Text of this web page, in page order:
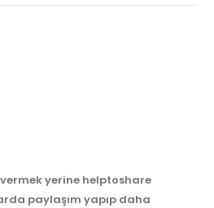
yerine helptoshare
paylaşım yapıp daha